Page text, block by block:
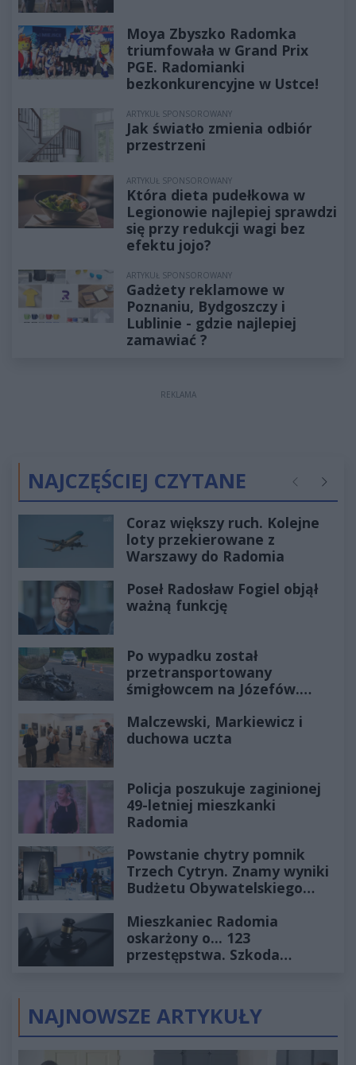
Moya Zbyszko Radomka
triumfowała w Grand Prix
PGE. Radomianki
bezkonkurencyjne w Ustce!
ARTYKUŁ SPONSOROWANY
Jak światło zmienia odbiór
przestrzeni
ARTYKUŁ SPONSOROWANY
Która dieta pudełkowa w
Legionowie najlepiej sprawdzi
się przy redukcji wagi bez
efektu jojo?
ARTYKUŁ SPONSOROWANY
Gadżety reklamowe w
Poznaniu, Bydgoszczy i
Lublinie - gdzie najlepiej
zamawiać ?
REKLAMA
NAJCZĘŚCIEJ CZYTANE Poprzednie
Coraz większy ruch. Kolejne
loty przekierowane z
Warszawy do Radomia
Poseł Radosław Fogiel objął
ważną funkcję
Po wypadku został
przetransportowany
śmigłowcem na Józefów.
Malczewski, Markiewicz i
duchowa uczta
Policja poszukuje zaginionej
49-letniej mieszkanki
Radomia
Powstanie chytry pomnik
Trzech Cytryn. Znamy wyniki
Budżetu Obywatelskiego
Mieszkaniec Radomia
oskarżony o... 123
przestępstwa. Szkoda
NAJNOWSZE ARTYKUŁY